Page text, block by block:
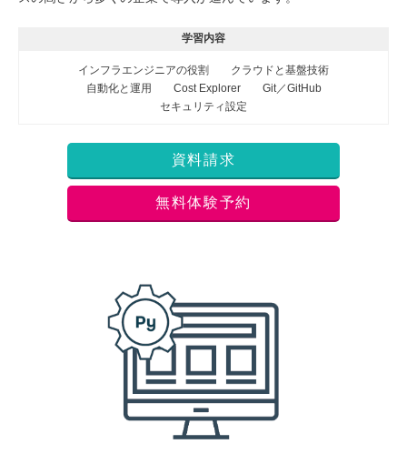
学習内容
インフラエンジニアの役割
クラウドと基盤技術
自動化と運用
Cost Explorer
Git／GitHub
セキュリティ設定
資料請求
無料体験予約